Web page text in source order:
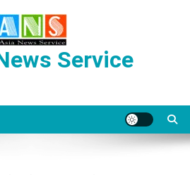
Service